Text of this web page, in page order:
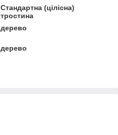
Стандартна (цілісна)
тростина
дерево
дерево